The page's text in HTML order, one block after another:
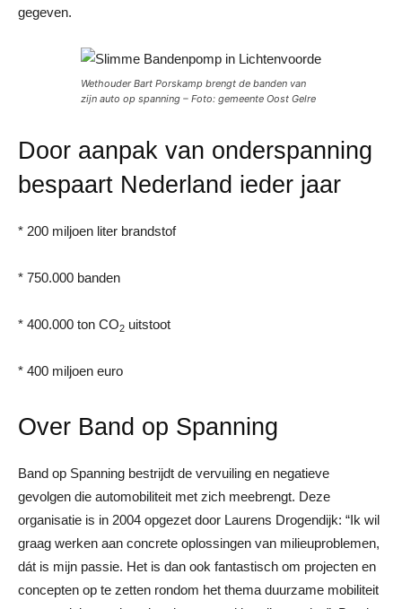
gegeven.
Wethouder Bart Porskamp brengt de banden van
zijn auto op spanning – Foto: gemeente Oost Gelre
Door aanpak van onderspanning
bespaart Nederland ieder jaar
* 200 miljoen liter brandstof
* 750.000 banden
* 400.000 ton CO2 uitstoot
* 400 miljoen euro
Over Band op Spanning
Band op Spanning bestrijdt de vervuiling en negatieve
gevolgen die automobiliteit met zich meebrengt. Deze
organisatie is in 2004 opgezet door Laurens Drogendijk: “Ik wil
graag werken aan concrete oplossingen van milieuproblemen,
dát is mijn passie. Het is dan ook fantastisch om projecten en
concepten op te zetten rondom het thema duurzame mobiliteit